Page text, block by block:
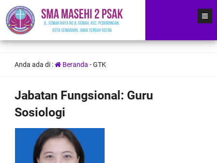
Anda ada di : Beranda -GTK
Jabatan Fungsional: Guru
Sosiologi